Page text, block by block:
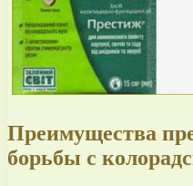
Преимущества
борьбы с